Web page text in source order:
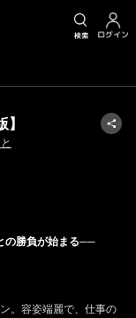
の勝負が始まる──
。容姿端麗で、仕事の